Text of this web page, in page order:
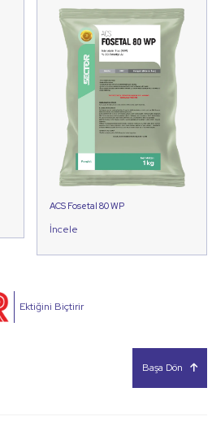
ACS Fosetal 80 WP
İncele
Ektiğini Biçtirir
Başa Dön